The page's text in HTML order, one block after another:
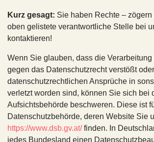
Kurz gesagt: Sie haben Rechte –
oben gelistete verantwortliche Stelle bei
kontaktieren!
Wenn Sie glauben, dass die Verarbeitung
gegen das Datenschutzrecht verstößt
datenschutzrechtlichen Ansprüche in
verletzt worden sind, können Sie sich bei
Aufsichtsbehörde beschweren. Diese ist
Datenschutzbehörde, deren Website Sie
https://www.dsb.gv.at/finden. In
jedes Bundesland einen